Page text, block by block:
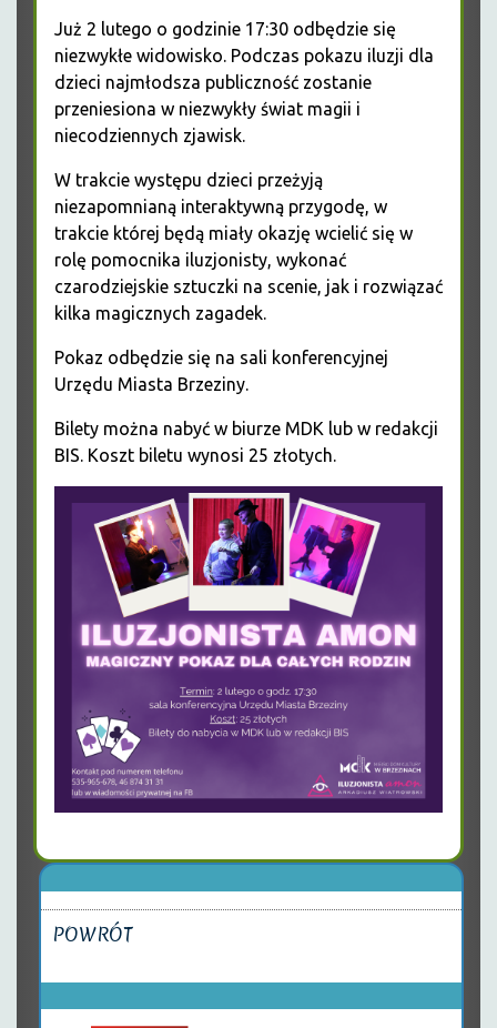
Już 2 lutego o godzinie 17:30 odbędzie się
niezwykłe widowisko. Podczas pokazu iluzji dla
dzieci najmłodsza publiczność zostanie
przeniesiona w niezwykły świat magii i
niecodziennych zjawisk.
W trakcie występu dzieci przeżyją
niezapomnianą interaktywną przygodę, w
trakcie której będą miały okazję wcielić się w
rolę pomocnika iluzjonisty, wykonać
czarodziejskie sztuczki na scenie, jak i rozwiązać
kilka magicznych zagadek.
Pokaz odbędzie się na sali konferencyjnej
Urzędu Miasta Brzeziny.
Bilety można nabyć w biurze MDK lub w redakcji
BIS. Koszt biletu wynosi 25 złotych.
POWRÓT